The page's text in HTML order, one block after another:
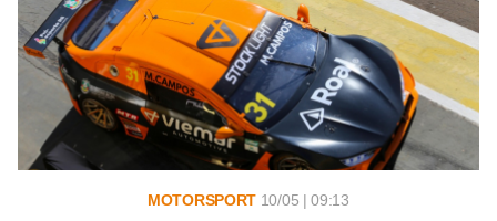
MOTORSPORT 10/05 | 09:13